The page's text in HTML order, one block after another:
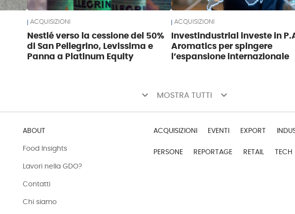
ACQUISIZIONI
Nestlé verso la cessione del 50%
di San Pellegrino, Levissima e
Panna a Platinum Equity
ACQUISIZIONI
Investindustrial investe in
Aromatics per spingere
l’espansione internazionale
keyboard_arrow_down MOSTRA TUTTI keyboard_arrow_down
ABOUT
Food Insights
Lavori nella GDO?
Contatti
Chi siamo
ACQUISIZIONI EVENTI EXPORT
PERSONE REPORTAGE RETAIL TECH